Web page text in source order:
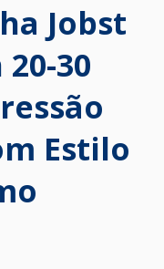
Jobst
30
Estilo